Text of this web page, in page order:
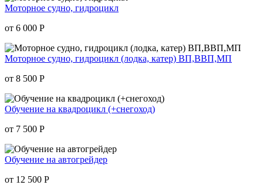
Моторное судно, гидроцикл
от 6 000 Р
Моторное судно, гидроцикл (лодка, катер) ВП,ВВП,МП
от 8 500 Р
Обучение на квадрoцикл (+снегоход)
от 7 500 Р
Обучение на автогрейдер
от 12 500 Р